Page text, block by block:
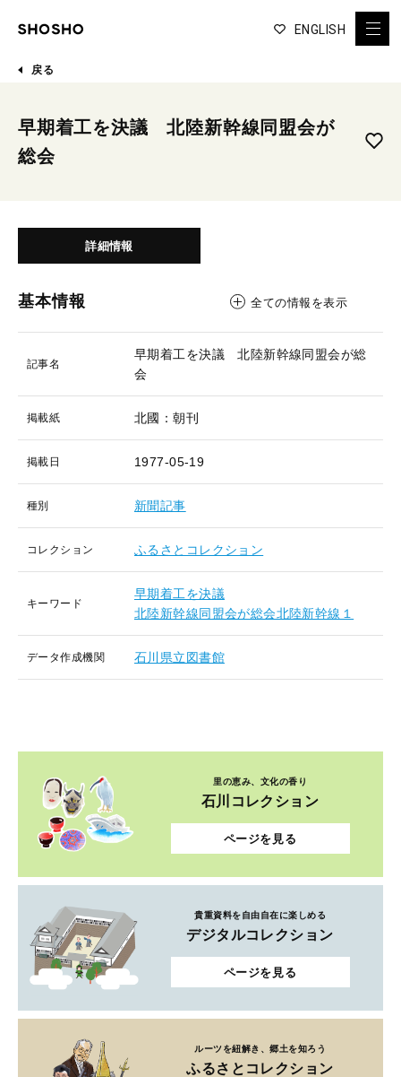
ENGLISH
戻る
早期着工を決議 北陸新幹線同盟会が
総会
詳細情報
基本情報 全ての情報を表示
記事名
早期着工を決議 北陸新幹線同盟会が総
会
掲載紙 北國：朝刊
掲載日 1977-05-19
種別 新聞記事
コレクション ふるさとコレクション
キーワード
早期着工を決議
北陸新幹線同盟会が総会北陸新幹線１
データ作成機関 石川県立図書館
里の恵み、文化の香り
石川コレクション
ページを見る
貴重資料を自由自在に楽しめる
デジタルコレクション
ページを見る
ルーツを紐解き、郷土を知ろう
ふるさとコレクション